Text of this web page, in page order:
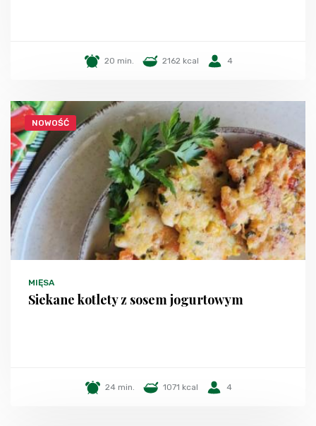
20 min. 2162 kcal 4
NOWOŚĆ
MIĘSA
Siekane kotlety z sosem jogurtowym
24 min. 1071 kcal 4